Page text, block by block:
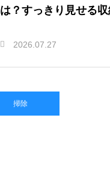
は？すっきり見せる収
2026.07.27
掃除